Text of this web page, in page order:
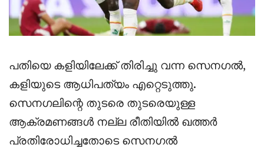
പതിയെ കളിയിലേക്ക് തിരിച്ചു വന്ന സെനഗൽ,
കളിയുടെ ആധിപത്യം എറ്റെടുത്തു.
സെനഗലിന്റെ തുടരെ തുടരെയുള്ള
ആക്രമണങ്ങൾ നല്ല രീതിയിൽ ഖത്തർ
പ്രതിരോധിച്ചതോടെ സെനഗൽ